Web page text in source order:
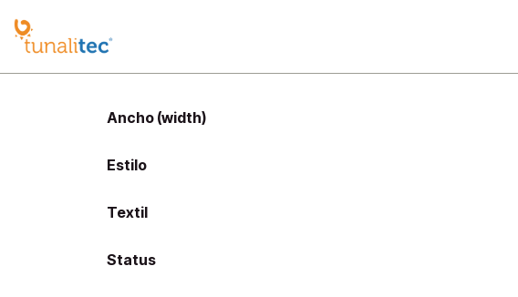
Ancho (width)
Estilo
Textil
Status